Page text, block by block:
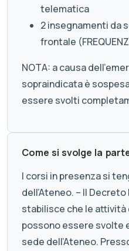
telematica
2 insegnamenti da
frontale
NOTA: a causa
sopraindicata è
essere svolti
Come si svolge la
I corsi in presenza si
dell’Ateneo. – Il
stabilisce che le
possono essere svolte
sede dell’Ateneo.